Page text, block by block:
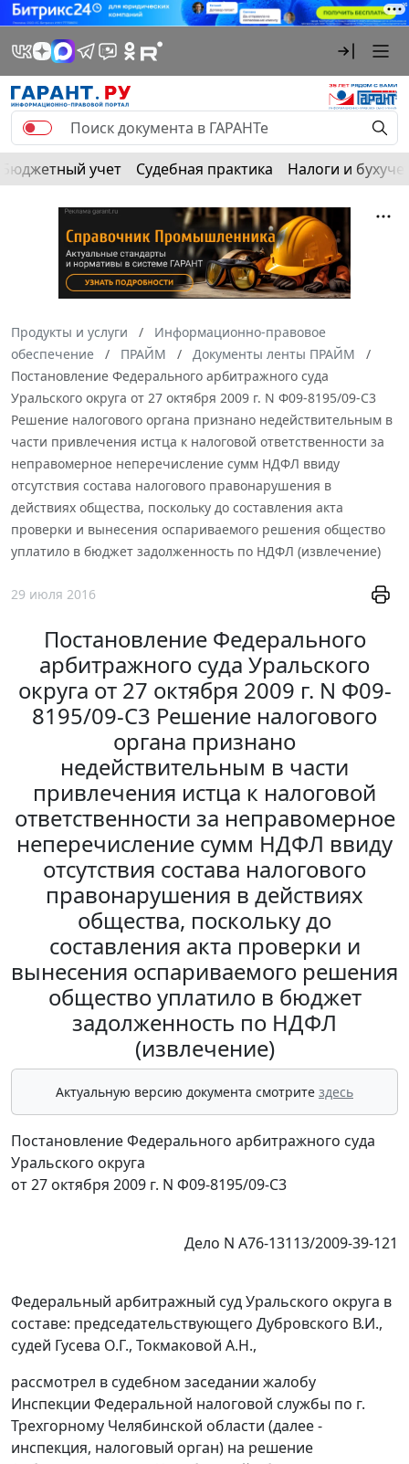
Бюджетный учет Судебная практика Налоги и
Продукты и услуги
Информационно-правовое
обеспечение
ПРАЙМ
Документы ленты ПРАЙМ
Постановление Федерального арбитражного суда
Уральского округа от 27 октября 2009 г. N Ф09-8195/09-С3
Решение налогового органа признано недействительным в
части привлечения истца к налоговой ответственности за
неправомерное неперечисление сумм НДФЛ ввиду
отсутствия состава налогового правонарушения в
действиях общества, поскольку до составления акта
проверки и вынесения оспариваемого решения общество
уплатило в бюджет задолженность по НДФЛ (извлечение)
29 июля 2016
Постановление Федерального
арбитражного суда Уральского
округа от 27 октября 2009 г. N Ф09-
8195/09-С3 Решение налогового
органа признано
недействительным в части
привлечения истца к налоговой
ответственности за неправомерное
неперечисление сумм НДФЛ ввиду
отсутствия состава налогового
правонарушения в действиях
общества, поскольку до
составления акта проверки и
вынесения оспариваемого решения
общество уплатило в бюджет
задолженность по НДФЛ
(извлечение)
Актуальную версию документа смотрите здесь
Постановление Федерального арбитражного суда
Уральского округа
от 27 октября 2009 г. N Ф09-8195/09-С3
Дело N А76-13113/2009-39-121
Федеральный арбитражный суд Уральского округа в
составе: председательствующего Дубровского В.И.,
судей Гусева О.Г., Токмаковой А.Н.,
рассмотрел в судебном заседании жалобу
Инспекции Федеральной налоговой службы по г.
Трехгорному Челябинской области (далее -
инспекция, налоговый орган) на решение